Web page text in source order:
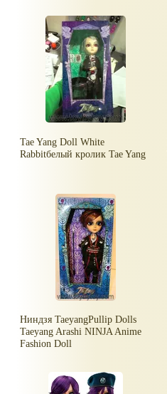
Tae Yang Doll White
Rabbitбелый кролик Tae Yang
Ниндзя TaeyangPullip Dolls
Taeyang Arashi NINJA Anime
Fashion Doll